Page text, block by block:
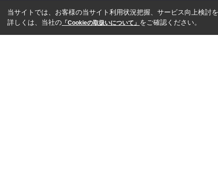
当サイトでは、お客様の当サイト利用状況把握、サービス向上検討
詳しくは、当社の 「Cookieの取扱いについて」 をご確認ください。